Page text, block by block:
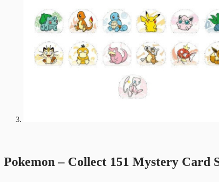
Pokemon – Collect 151 Mystery Card